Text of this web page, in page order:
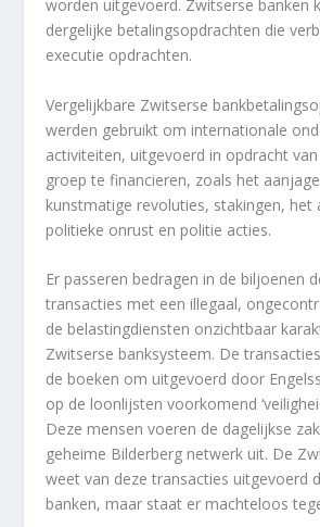
worden uitgevoerd. Zwitserse banken
dergelijke betalingsopdrachten die
executie opdrachten.
Vergelijkbare Zwitserse
werden gebruikt om internationale
activiteiten, uitgevoerd in opdracht
groep te financieren, zoals het
kunstmatige revoluties, stakingen,
politieke onrust en politie acties.
Er passeren bedragen in de biljoenen
transacties met een illegaal,
de belastingdiensten onzichtbaar
Zwitserse banksysteem. De
de boeken om uitgevoerd door
op de loonlijsten voorkomend
Deze mensen voeren de dagelijkse
geheime Bilderberg netwerk uit. De
weet van deze transacties uitgevoerd
banken, maar staat er machteloos